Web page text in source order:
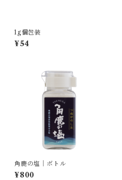
1g個包装
¥54
角鹿の塩｜ボトル
¥800